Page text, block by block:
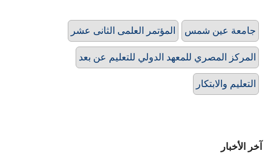
المؤتمر العلمى الثانى عشر جامعة عين شمس
المركز المصري للمعهد الدولي للتعليم عن بعد
التعليم والابتكار
آخر الأخبار